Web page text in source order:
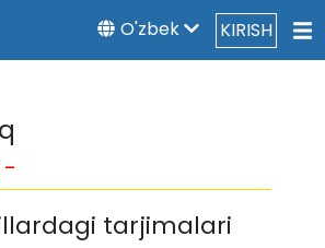
O'zbek KIRISH
-
tarjimalari